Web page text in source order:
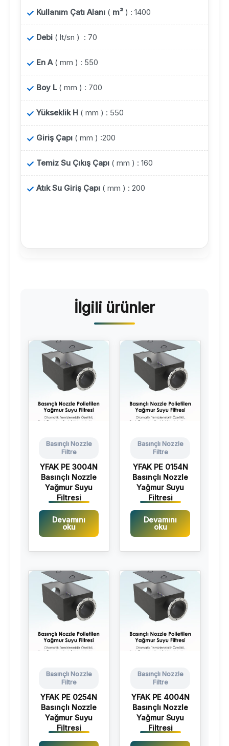
Kullanım Çatı Alanı ( m² ) : 1400
Debi ( lt/sn ) : 70
En A( mm ) : 550
Boy L( mm ) : 700
Yükseklik H ( mm ) : 550
Giriş Çapı ( mm ) :200
Temiz Su Çıkış Çapı ( mm ) : 160
Atık Su Giriş Çapı ( mm ) : 200
İlgili ürünler
Basınçlı Nozzle
Filtre
YFAK PE 3004N
Basınçlı Nozzle
Yağmur Suyu
Filtresi
Devamını
oku
Basınçlı Nozzle
Filtre
YFAK PE 0154N
Basınçlı Nozzle
Yağmur Suyu
Filtresi
Devamını
oku
Basınçlı Nozzle
Filtre
YFAK PE 0254N
Basınçlı Nozzle
Yağmur Suyu
Filtresi
Basınçlı Nozzle
Filtre
YFAK PE 4004N
Basınçlı Nozzle
Yağmur Suyu
Filtresi